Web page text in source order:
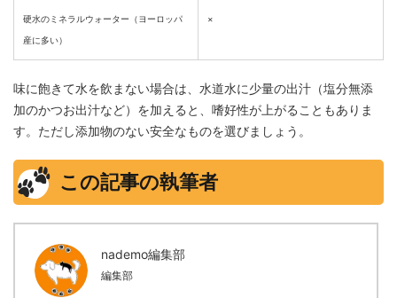
硬水のミネラルウォーター（ヨーロッパ
産に多い）
×
味に飽きて水を飲まない場合は、水道水に少量の出汁（塩分無添
加のかつお出汁など）を加えると、嗜好性が上がることもありま
す。ただし添加物のない安全なものを選びましょう。
この記事の執筆者
nademo編集部
編集部